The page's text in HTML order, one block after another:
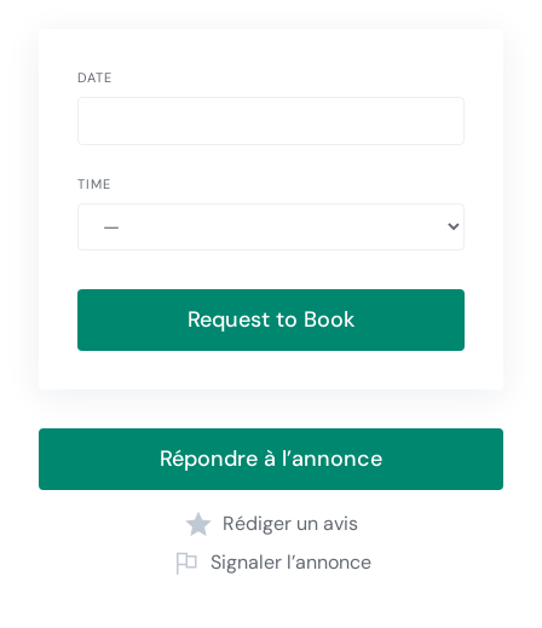
DATE
TIME
Request to Book
Répondre à l’annonce
Rédiger un avis
Signaler l’annonce